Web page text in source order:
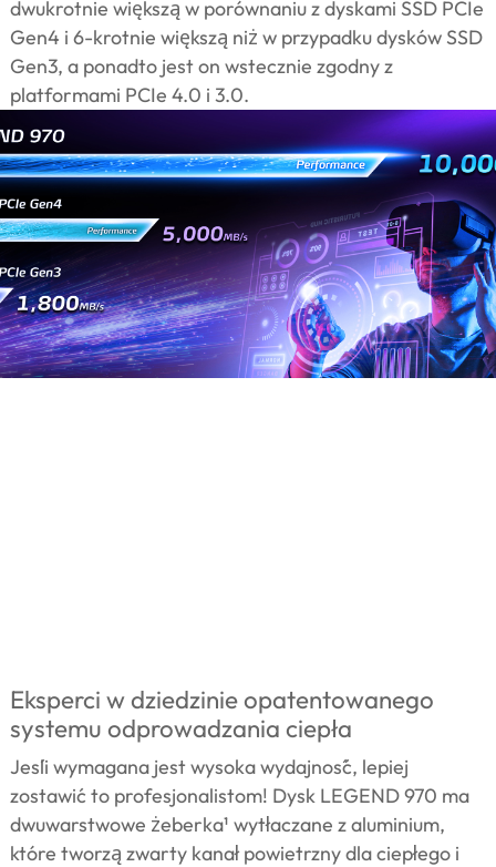
dwukrotnie większą w porównaniu z dyskami SSD PCIe
Gen4 i 6-krotnie większą niż w przypadku dysków SSD
Gen3, a ponadto jest on wstecznie zgodny z
platformami PCIe 4.0 i 3.0.
Eksperci w dziedzinie opatentowanego
systemu odprowadzania ciepła
Jeśli wymagana jest wysoka wydajność, lepiej
zostawić to profesjonalistom! Dysk LEGEND 970 ma
dwuwarstwowe żeberka¹ wytłaczane z aluminium,
które tworzą zwarty kanał powietrzny dla ciepłego i